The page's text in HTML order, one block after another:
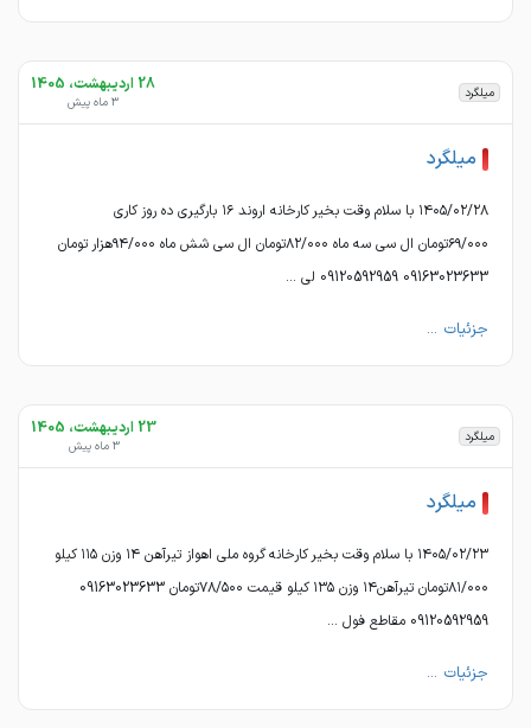
میلگرد 28 اردیبهشت، 1405
3 ماه پیش
میلگرد
۱۴۰۵/۰۲/۲۸ با سلام وقت بخیر کارخانه اروند ۱۶ بارگیری ده روز کاری
۶۹/۰۰۰تومان ال سی سه ماه ۸۲/۰۰۰تومان ال سی شش ماه ۹۴/۰۰۰هزار تومان
09163023633 09120592959 لی ...
جزئیات ...
میلگرد 23 اردیبهشت، 1405
3 ماه پیش
میلگرد
۱۴۰۵/۰۲/۲۳ با سلام وقت بخیر کارخانه گروه ملی اهواز تیرآهن ۱۴ وزن ۱۱۵ کیلو
۸۱/۰۰۰تومان تیرآهن۱۴ وزن ۱۳۵ کیلو قیمت ۷۸/۵۰۰تومان 09163023633
09120592959 مقاطع فول ...
جزئیات ...